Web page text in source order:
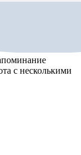
с несколькими